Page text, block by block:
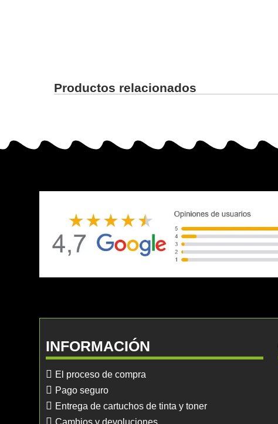
Productos relacionados
INFORMACIÓN
El proceso de compra
Pago seguro
Entrega de cartuchos de tinta y toner
Cambios y devoluciones